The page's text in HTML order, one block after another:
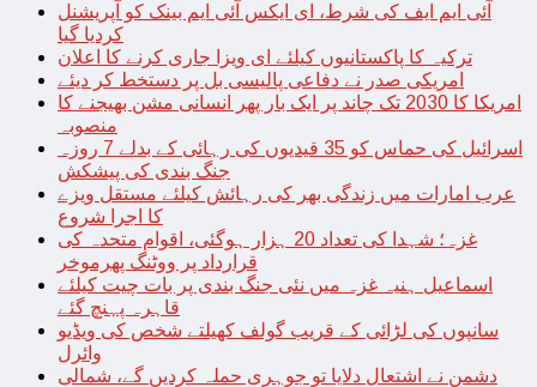
آئی ایم ایف کی شرط، ای ایکس آئی ایم بینک کو آپریشنل
کردیا گیا
ترکیہ کا پاکستانیوں کیلئے ای ویزا جاری کرنے کا اعلان
امریکی صدر نے دفاعی پالیسی بل پر دستخط کر دیئے
امریکا کا 2030 تک چاند پر ایک بار پھر انسانی مشن بھیجنے کا
منصوبہ
اسرائیل کی حماس کو 35 قیدیوں کی رہائی کے بدلے 7 روزہ
جنگ بندی کی پیشکش
عرب امارات میں زندگی بھر کی رہائش کیلئے مستقل ویزے
کا اجرا شروع
غزہ؛ شہدا کی تعداد 20 ہزار ہوگئی، اقوام متحدہ کی
قرارداد پر ووٹنگ پھرموخر
اسماعیل ہنیہ غزہ میں نئی جنگ بندی پر بات چیت کیلئے
قاہرہ پہنچ گئے
سانپوں کی لڑائی کے قریب گولف کھیلتے شخص کی ویڈیو
وائرل
دشمن نے اشتعال دلایا تو جوہری حملہ کردیں گے، شمالی